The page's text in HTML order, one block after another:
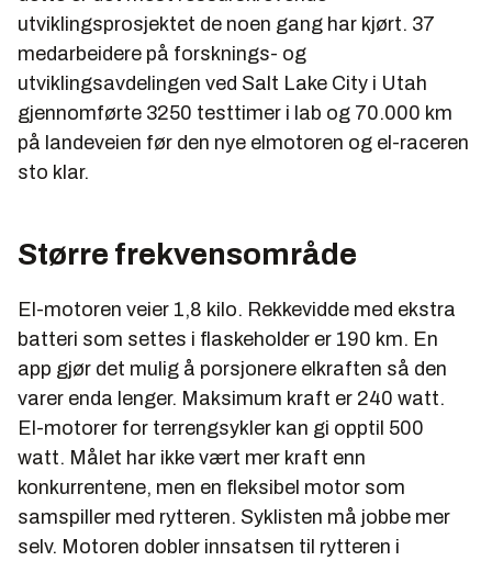
utviklingsprosjektet de noen gang har kjørt. 37
medarbeidere på forsknings- og
utviklingsavdelingen ved Salt Lake City i Utah
gjennomførte 3250 testtimer i lab og 70.000 km
på landeveien før den nye elmotoren og el-raceren
sto klar.
Større frekvensområde
El-motoren veier 1,8 kilo. Rekkevidde med ekstra
batteri som settes i flaskeholder er 190 km. En
app gjør det mulig å porsjonere elkraften så den
varer enda lenger. Maksimum kraft er 240 watt.
El-motorer for terrengsykler kan gi opptil 500
watt. Målet har ikke vært mer kraft enn
konkurrentene, men en fleksibel motor som
samspiller med rytteren. Syklisten må jobbe mer
selv. Motoren dobler innsatsen til rytteren i